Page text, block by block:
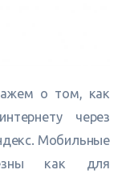
о том, как
через
Мобильные
как для